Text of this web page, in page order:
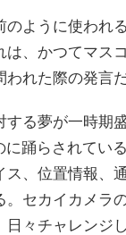
ように使われ
は、かつてマス
れた際の発言だ
る夢が一時期
踊らされてい
、位置情報、
。セカイカメラ
々チャレンジし